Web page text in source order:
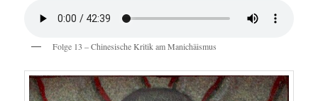
Folge 13 – Chinesische Kritik am Manichäismus